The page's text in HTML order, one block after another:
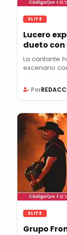
ELITE
Lucero
dueto con
La cantante
escenario
Por
ELITE
Grupo